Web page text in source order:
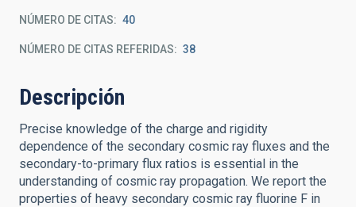
NÚMERO DE CITAS 40
NÚMERO DE CITAS REFERIDAS 38
Descripción
Precise knowledge of the charge and rigidity
dependence of the secondary cosmic ray fluxes and the
secondary-to-primary flux ratios is essential in the
understanding of cosmic ray propagation. We report the
properties of heavy secondary cosmic ray fluorine F in